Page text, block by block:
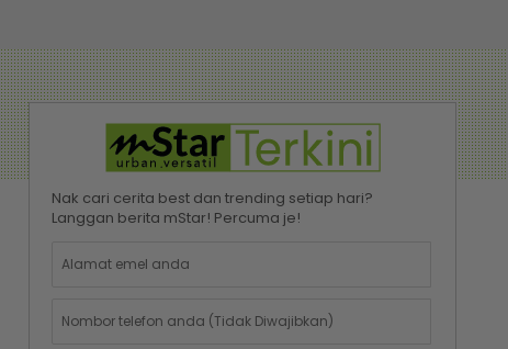
Nak cari cerita best dan trending setiap hari?
Langgan berita mStar! Percuma je!